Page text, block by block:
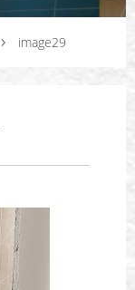
image29